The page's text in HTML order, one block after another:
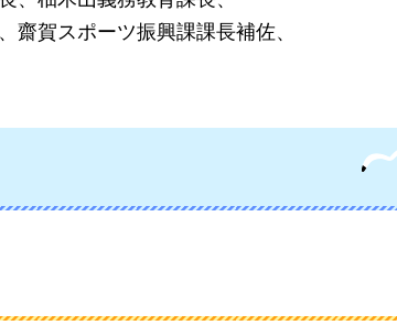
齋賀スポーツ振興課課長補佐、